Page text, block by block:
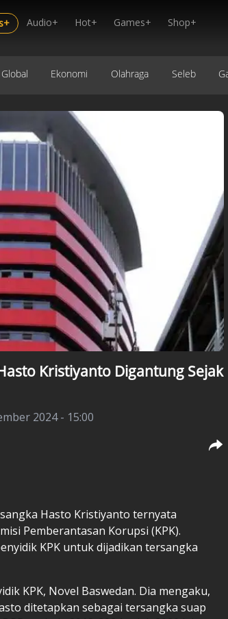
Audio+ Hot+ Games+ Shop+
Global Ekonomi Olahraga Seleb
Kristiyanto Digantung Sejak
2024 - 15:00
Hasto Kristiyanto ternyata
Pemberantasan Korupsi (KPK).
KPK untuk dijadikan tersangka
KPK, Novel Baswedan. Dia mengaku,
ditetapkan sebagai tersangka suap